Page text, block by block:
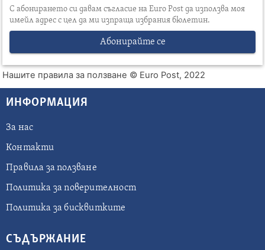
С абонирането си давам съгласие на Euro Post да използва моя
имейл адрес с цел да ми изпраща избрания бюлетин.
Абонирайте се
Нашите правила за ползване © Euro Post, 2022
ИНФОРМАЦИЯ
За нас
Контакти
Правила за ползване
Политика за поверителност
Политика за бисквитките
СЪДЪРЖАНИЕ